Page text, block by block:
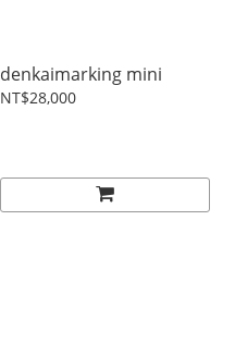
denkaimarking mini
NT$28,000